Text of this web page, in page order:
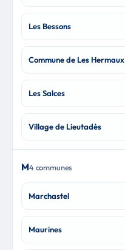
Les Bessons
Commune de Les Hermaux
Les Salces
Village de Lieutadès
M4 communes
Marchastel
Maurines